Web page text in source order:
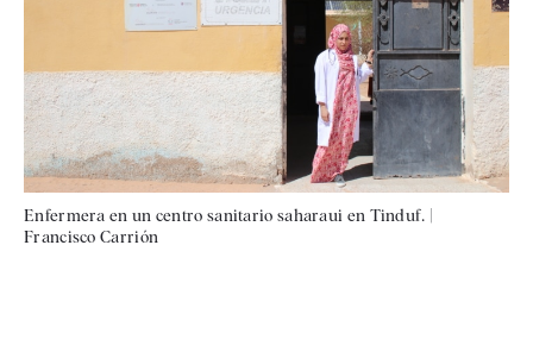
Enfermera en un centro sanitario saharaui en Tinduf. |
Francisco Carrión